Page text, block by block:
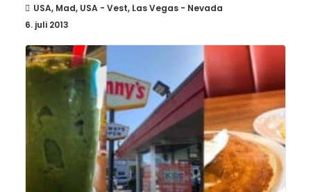
USA, Mad, USA - Vest, Las Vegas - Nevada
6. juli 2013